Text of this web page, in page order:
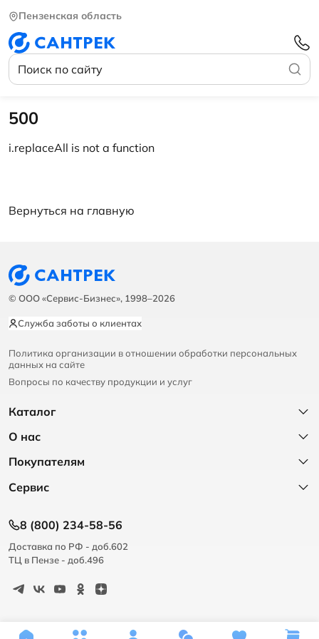
Пензенская область
500
i.replaceAll is not a function
Вернуться на главную
© ООО «Сервис-Бизнес», 1998–2026
Служба заботы о клиентах
Политика организации в отношении обработки персональных
данных на сайте
Вопросы по качеству продукции и услуг
Каталог
О нас
Покупателям
Сервис
8 (800) 234-58-56
Доставка по РФ - доб.602
ТЦ в Пензе - доб.496